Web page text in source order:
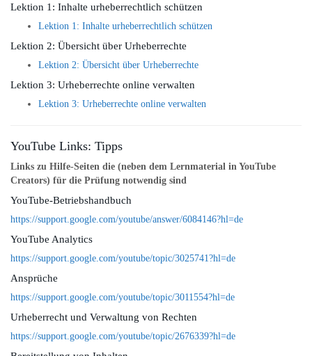
Lektion 1: Inhalte urheberrechtlich schützen
Lektion 1: Inhalte urheberrechtlich schützen
Lektion 2: Übersicht über Urheberrechte
Lektion 2: Übersicht über Urheberrechte
Lektion 3: Urheberrechte online verwalten
Lektion 3: Urheberrechte online verwalten
YouTube Links: Tipps
Links zu Hilfe-Seiten die (neben dem Lernmaterial in YouTube
Creators) für die Prüfung notwendig sind
YouTube-Betriebshandbuch
https://support.google.com/youtube/answer/6084146?hl=de
YouTube Analytics
https://support.google.com/youtube/topic/3025741?hl=de
Ansprüche
https://support.google.com/youtube/topic/3011554?hl=de
Urheberrecht und Verwaltung von Rechten
https://support.google.com/youtube/topic/2676339?hl=de